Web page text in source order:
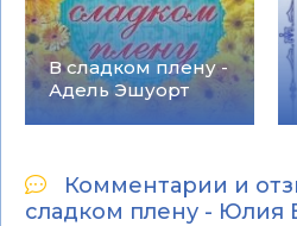
В сладком плену -
Адель Эшуорт
Комментарии и
сладком плену - Юлия